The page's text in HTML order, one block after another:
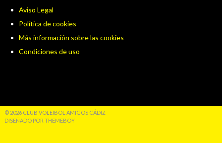
Aviso Legal
Política de cookies
Más información sobre las cookies
Condiciones de uso
© 2026 CLUB VOLEIBOL AMIGOS CÁDIZ
DISEÑADO POR THEMEBOY